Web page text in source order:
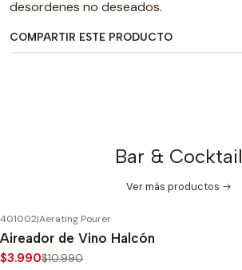
desordenes no deseados.
COMPARTIR ESTE PRODUCTO
Bar & Cocktail
Ver más productos
OFF
401002|Aerating Pourer
Aireador de Vino Halcón
$3.990$10.990